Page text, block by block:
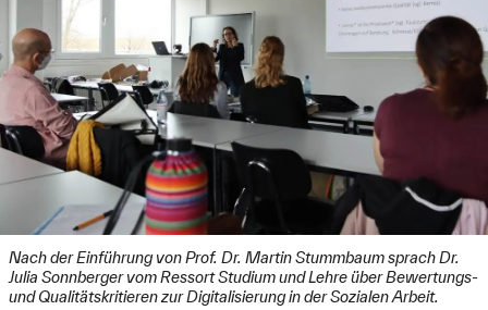
Nach der Einführung von Prof. Dr. Martin Stummbaum sprach Dr.
Julia Sonnberger vom Ressort Studium und Lehre über Bewertungs-
und Qualitätskritieren zur Digitalisierung in der Sozialen Arbeit.